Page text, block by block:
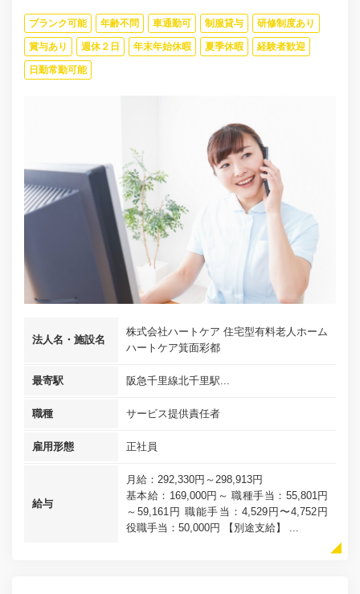
ブランク可能 年齢不問 車通勤可 制服貸与 研修制度あり
賞与あり 週休２日 年末年始休暇 夏季休暇 経験者歓迎
日勤常勤可能
法人名・施設名
株式会社ハートケア 住宅型有料老人ホーム
ハートケア箕面彩都
最寄駅 阪急千里線北千里駅...
職種 サービス提供責任者
雇用形態 正社員
給与
月給：292,330円～298,913円
基本給：169,000円～ 職種手当：55,801円
～59,161円 職能手当：4,529円〜4,752円
役職手当：50,000円 【別途支給】 ...